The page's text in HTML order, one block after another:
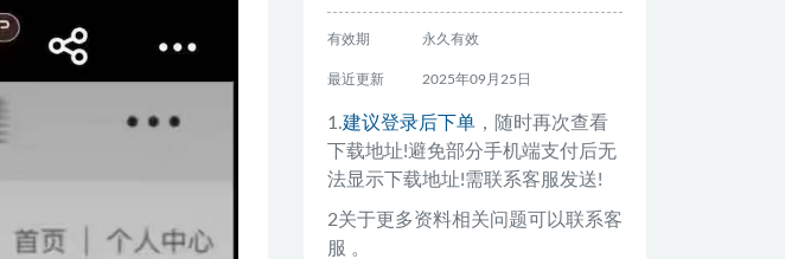
有效期 永久有效
最近更新 2025年09月25日
1.建议登录后下单，随时再次查看
下载地址!避免部分手机端支付后无
法显示下载地址!需联系客服发送!
2关于更多资料相关问题可以联系客
服 。